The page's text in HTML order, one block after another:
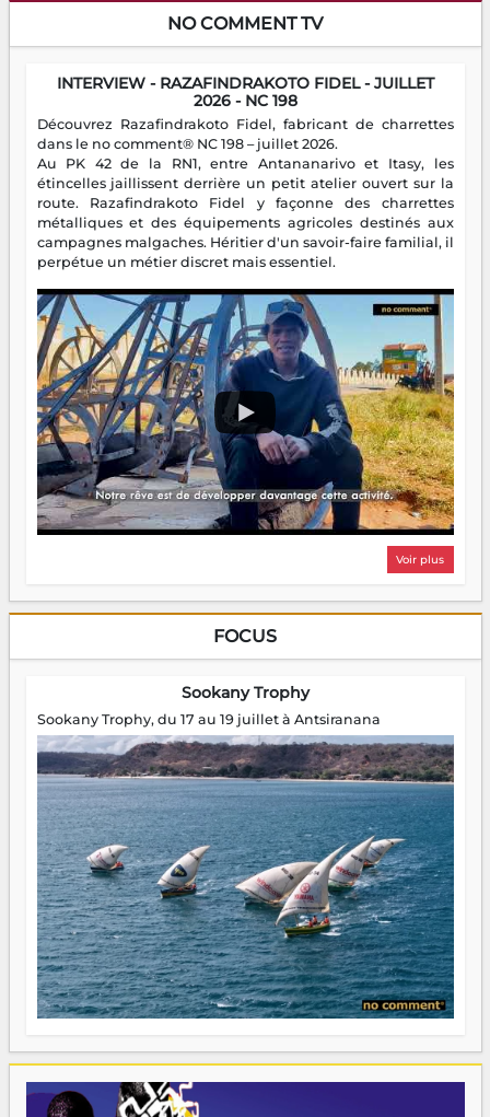
NO COMMENT TV
INTERVIEW - RAZAFINDRAKOTO FIDEL - JUILLET
2026 - NC 198
Découvrez Razafindrakoto Fidel, fabricant de charrettes
dans le no comment® NC 198 – juillet 2026.
Au PK 42 de la RN1, entre Antananarivo et Itasy, les
étincelles jaillissent derrière un petit atelier ouvert sur la
route. Razafindrakoto Fidel y façonne des charrettes
métalliques et des équipements agricoles destinés aux
campagnes malgaches. Héritier d'un savoir-faire familial, il
perpétue un métier discret mais essentiel.
Voir plus
FOCUS
Sookany Trophy
Sookany Trophy, du 17 au 19 juillet à Antsiranana